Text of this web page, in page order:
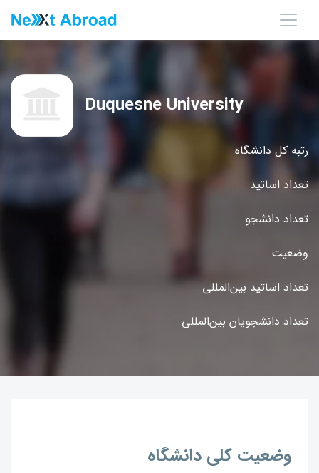
رتبه کل دانشگاه
تعداد اساتید
تعداد دانشجو
وضعیت
تعداد اساتید بین‌المللی
تعداد دانشجویان بین‌المللی
Duquesne University
وضعیت کلی دانشگاه